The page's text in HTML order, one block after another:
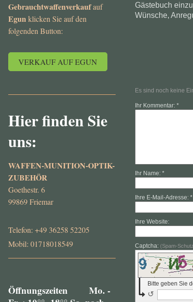
Gästebuch
Wünsche,
Es sind noch keine
Ihr Kommentar: *
Ihr Name: *
Ihre E-Mail-Adresse: *
Ihre Website:
Captcha: (Spam-
Bitte geben Sie
↺
Gebrauchtwaffenverkaufauf
Egunklicken Sie auf den
folgenden Button:
VERKAUF AUF EGUN
Hier finden Sie
uns:
WAFFEN-MUNITION-OPTIK-
ZUBEHÖR
Goethestr. 6
99869 Friemar
Telefon: +49 36258 52205
Mobil: 01718018549
Öffnungszeiten Mo. -